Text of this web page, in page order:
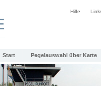
Hilfe
Start Pegelauswahl über Karte